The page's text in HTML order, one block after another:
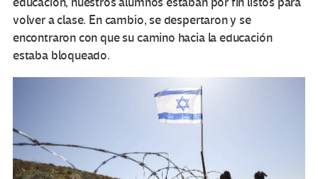
volver a clase. En cambio, se despertaron y se
encontraron con que su camino hacia la educación
estaba bloqueado.